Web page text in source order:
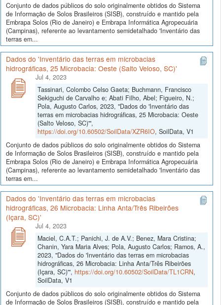
Conjunto de dados públicos do solo originalmente obtidos do Sistema
de Informação de Solos Brasileiros (SISB), construído e mantido pela
Embrapa Solos (Rio de Janeiro) e Embrapa Informática Agropecuária
(Campinas), referente ao levantamento semidetalhado 'Inventário das
terras em...
Dados do 'Inventário das terras em microbacias
hidrográficas, 25 Microbacia: Oeste (Salto Veloso, SC)'
Jul 4, 2023
Tassinari, Colombo Celso Gaeta; Buchmann, Francisco
Sekiguchi de Carvalho e; Abati Filho, Abel; Figueiro, N.;
Pola, Augusto Carlos, 2023, "Dados do 'Inventário das
terras em microbacias hidrográficas, 25 Microbacia: Oeste
(Salto Veloso, SC)'",
https://doi.org/10.60502/SoilData/XZR6IO, SoilData, V1
Conjunto de dados públicos do solo originalmente obtidos do Sistema
de Informação de Solos Brasileiros (SISB), construído e mantido pela
Embrapa Solos (Rio de Janeiro) e Embrapa Informática Agropecuária
(Campinas), referente ao levantamento semidetalhado 'Inventário das
terras em...
Dados do 'Inventário das terras em microbacias
hidrográficas, 26 Microbacia: Linha Anta/Três Ribeirões
(Içara, SC)'
Jul 4, 2023
Maciel, C.A.T.; Panichi, J. de A.V.; Benez, Mara Cristina;
Chanin, Yara Maria Alves; Pola, Augusto Carlos; Ramos, A.,
2023, "Dados do 'Inventário das terras em microbacias
hidrográficas, 26 Microbacia: Linha Anta/Três Ribeirões
(Içara, SC)'", https://doi.org/10.60502/SoilData/TL1CRN,
SoilData, V1
Conjunto de dados públicos do solo originalmente obtidos do Sistema
de Informação de Solos Brasileiros (SISB), construído e mantido pela